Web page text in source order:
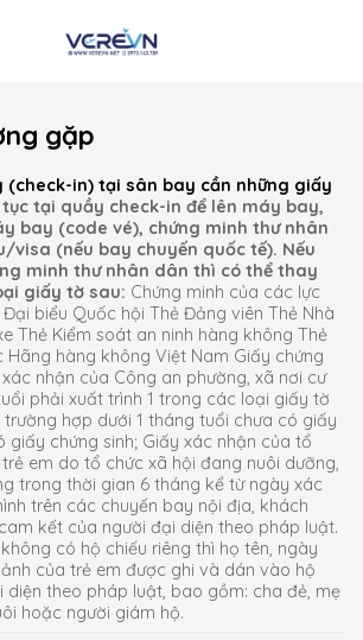
gặp
(check-in) tại sân bay cần những giấy
tại quầy check-in để lên máy bay,
bay (code vé), chứng minh thư nhân
visa (nếu bay chuyến quốc tế). Nếu
minh thư nhân dân thì có thể thay
giấy tờ sau: Chứng minh của các lực
biểu Quốc hội Thẻ Đảng viên Thẻ Nhà
Thẻ Kiểm soát an ninh hàng không Thẻ
hàng không Việt Nam Giấy chứng
nhận của Công an phường, xã nơi cư
phải xuất trình 1 trong các loại giấy tờ
trường hợp dưới 1 tháng tuổi chưa có giấy
giấy chứng sinh; Giấy xác nhận của tổ
em do tổ chức xã hội đang nuôi dưỡng,
trong thời gian 6 tháng kể từ ngày xác
trên các chuyến bay nội địa, khách
kết của người đại diện theo pháp luật.
có hộ chiếu riêng thì họ tên, ngày
của trẻ em được ghi và dán vào hộ
diện theo pháp luật, bao gồm: cha đẻ, mẹ
hoặc người giám hộ.